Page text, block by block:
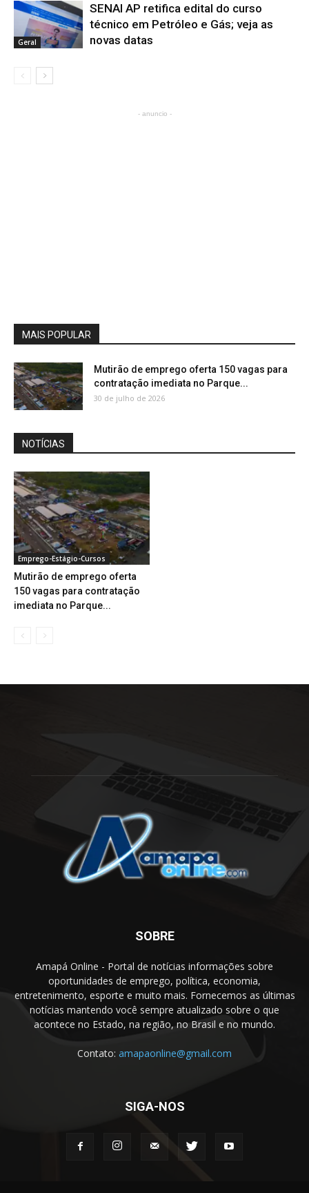
Geral
SENAI AP retifica edital do curso
técnico em Petróleo e Gás; veja as
novas datas
- anuncio -
MAIS POPULAR
Mutirão de emprego oferta 150 vagas para
contratação imediata no Parque...
30 de julho de 2026
NOTÍCIAS
Emprego-Estágio-Cursos
Mutirão de emprego oferta
150 vagas para contratação
imediata no Parque...
SOBRE
Amapá Online - Portal de notícias informações sobre
oportunidades de emprego, política, economia,
entretenimento, esporte e muito mais. Fornecemos as últimas
notícias mantendo você sempre atualizado sobre o que
acontece no Estado, na região, no Brasil e no mundo.
Contato: amapaonline@gmail.com
SIGA-NOS